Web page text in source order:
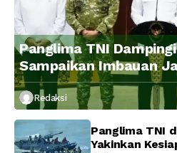
Panglima TNI
Sampaikan Imbauan
Bangsa
Redaksi
Panglima TNI
Yakinkan